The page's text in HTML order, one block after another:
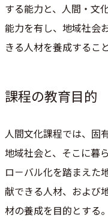
する能力と、人間・文
能力を有し、地域社会
きる人材を養成するこ
課程の教育目的
人間文化課程では、固
地域社会と、そこに暮
ロ－バル化を踏まえた
献できる人材、および
材の養成を目的とする。